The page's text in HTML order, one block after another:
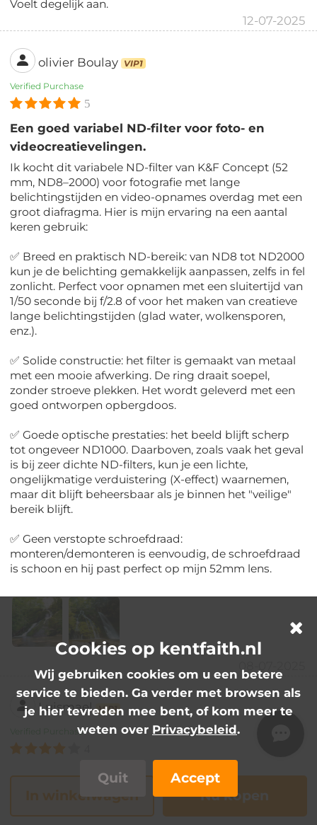
Voelt degelijk aan.
12-07-2025
olivier Boulay VIP1
Verified Purchase
5
Een goed variabel ND-filter voor foto- en
videocreatievelingen.
Ik kocht dit variabele ND-filter van K&F Concept (52
mm, ND8–2000) voor fotografie met lange
belichtingstijden en video-opnames overdag met een
groot diafragma. Hier is mijn ervaring na een aantal
keren gebruik:
✅ Breed en praktisch ND-bereik: van ND8 tot ND2000
kun je de belichting gemakkelijk aanpassen, zelfs in fel
zonlicht. Perfect voor opnamen met een sluitertijd van
1/50 seconde bij f/2.8 of voor het maken van creatieve
lange belichtingstijden (glad water, wolkensporen,
enz.).
✅ Solide constructie: het filter is gemaakt van metaal
met een mooie afwerking. De ring draait soepel,
zonder stroeve plekken. Het wordt geleverd met een
goed ontworpen opbergdoos.
✅ Goede optische prestaties: het beeld blijft scherp
tot ongeveer ND1000. Daarboven, zoals vaak het geval
is bij zeer dichte ND-filters, kun je een lichte,
ongelijkmatige verduistering (X-effect) waarnemen,
maar dit blijft beheersbaar als je binnen het "veilige"
bereik blijft.
✅ Geen verstopte schroefdraad:
monteren/demonteren is eenvoudig, de schroefdraad
is schoon en hij past perfect op mijn 52mm lens.
08-07-2025
Luismael VIP1
Verified Purchase
Dit filter werkt correct
Dit filter werkt correct en je kunt foto's maken met
In winkelwagen Nu kopen
Cookies op kentfaith.nl
Wij gebruiken cookies om u een betere
service te bieden. Ga verder met browsen als
je hier tevreden mee bent, of kom meer te
weten over Privacybeleid.
Quit Accept